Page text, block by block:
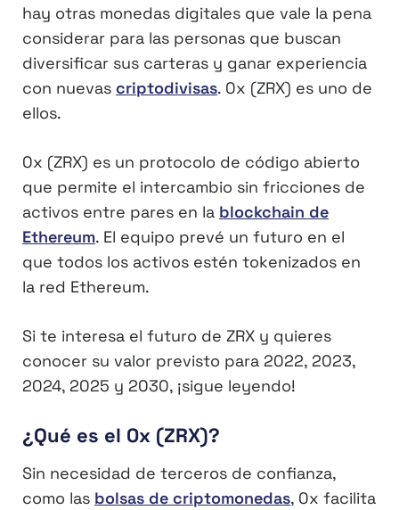
hay otras monedas digitales que vale la pena
considerar para las personas que buscan
diversificar sus carteras y ganar experiencia
con nuevas criptodivisas. 0x (ZRX) es uno de
ellos.
0x (ZRX) es un protocolo de código abierto
que permite el intercambio sin fricciones de
activos entre pares en la blockchain de
Ethereum. El equipo prevé un futuro en el
que todos los activos estén tokenizados en
la red Ethereum.
Si te interesa el futuro de ZRX y quieres
conocer su valor previsto para 2022, 2023,
2024, 2025 y 2030, ¡sigue leyendo!
¿Qué es el 0x (ZRX)?
Sin necesidad de terceros de confianza,
como las bolsas de criptomonedas, 0x facilita